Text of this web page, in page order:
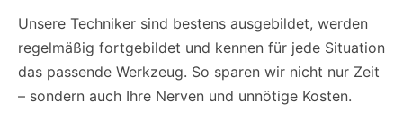
Unsere Techniker sind bestens ausgebildet, werden
regelmäßig fortgebildet und kennen für jede Situation
das passende Werkzeug. So sparen wir nicht nur Zeit
– sondern auch Ihre Nerven und unnötige Kosten.